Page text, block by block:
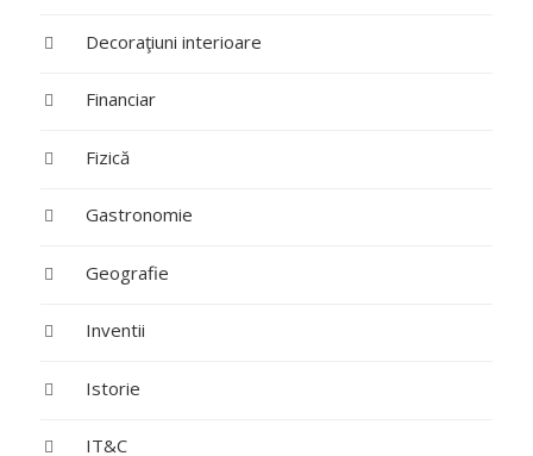
Decoraţiuni interioare
Financiar
Fizică
Gastronomie
Geografie
Inventii
Istorie
IT&C